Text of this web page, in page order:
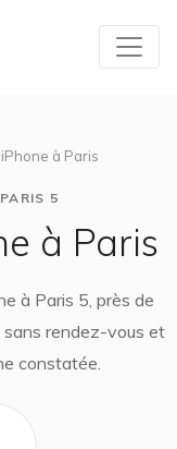
à Paris
5
à Paris
à Paris 5, près de
sans rendez-vous et
constatée.